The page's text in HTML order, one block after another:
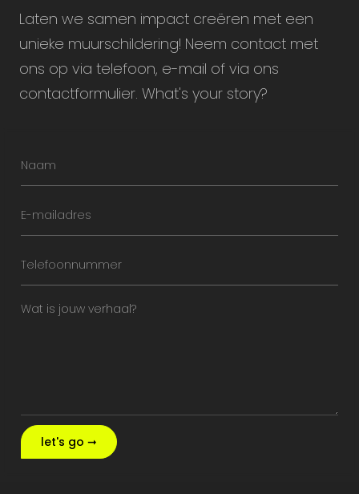
Laten we samen impact creëren met een
unieke muurschildering! Neem contact met
ons op via telefoon, e-mail of via ons
contactformulier. What's your story?
let's go ➞